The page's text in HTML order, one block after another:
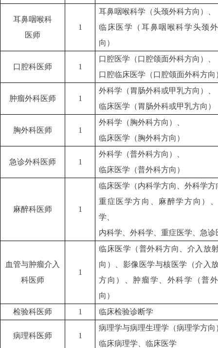
耳鼻咽喉科
医师
1
耳鼻咽喉科学（头颈外科方向）、
临床医学（耳鼻咽喉科学头颈
向）
口腔科医师 1
口腔医学（口腔颌面外科方向）、
口腔临床医学（口腔颌面外科方向
肿瘤外科医师 1
外科学（胃肠外科或甲乳方向）、
临床医学（胃肠外科或甲乳方向）
胸外科医师 1
外科学（胸外科方向）、
临床医学（胸外科方向）
急诊外科医师 1
外科学（普外科方向）、
临床医学（普外科方向）
麻醉科医师 1
临床医学（内科学方向、外科学方
重症医学方向、麻醉学方向）
学、
内科学、外科学、重症医学、急诊
血管与肿瘤介入
科医师
1
临床医学（普外科方向、介入放
向）、影像医学与核医学（介入
方向）、肿瘤学、外科学（普
向）
检验科医师
1 临床检验诊断学
病理科医师 1
病理学与病理生理学（病理学方向
临床病理学、临床医学